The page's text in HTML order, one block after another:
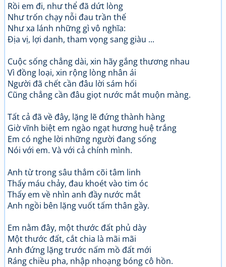
Rồi em đi, như thể đã dứt lòng
Như trốn chạy nỗi đau trần thế
Như xa lánh những gì vô nghĩa:
Địa vị, lợi danh, tham vọng sang giàu ...
Cuộc sống chẳng dài, xin hãy gắng thương nhau
Vì đồng loại, xin rộng lòng nhân ái
Người đã chết cần đâu lời sám hối
Cũng chẳng cần đâu giọt nước mắt muộn màng.
Tất cả đã về đây, lặng lẽ đứng thành hàng
Giờ vĩnh biệt em ngào ngạt hương huệ trắng
Em có nghe lời những người đang sống
Nói với em. Và với cả chính mình.
Anh từ trong sâu thẳm cõi tâm linh
Thấy máu chảy, đau khoét vào tim óc
Thấy em về nhìn anh đầy nước mắt
Anh ngồi bên lặng vuốt tấm thân gầy.
Em nằm đây, một thước đất phủ dày
Một thước đất, cắt chia là mãi mãi
Anh đứng lặng trước nấm mồ đất mới
Ráng chiều pha, nhập nhoạng bóng cô hồn.